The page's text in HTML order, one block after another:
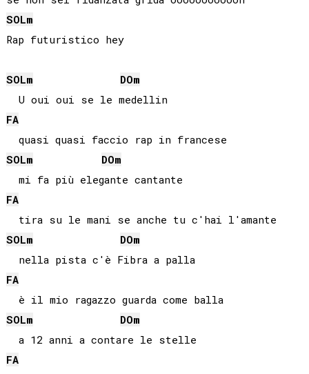
SOLm
Rap futuristico hey
SOLm DOm
FA
SOLm DOm
FA
SOLm DOm
  nella pista c'è Fibra a palla
FA
  è il mio ragazzo guarda come balla
SOLm DOm
FA